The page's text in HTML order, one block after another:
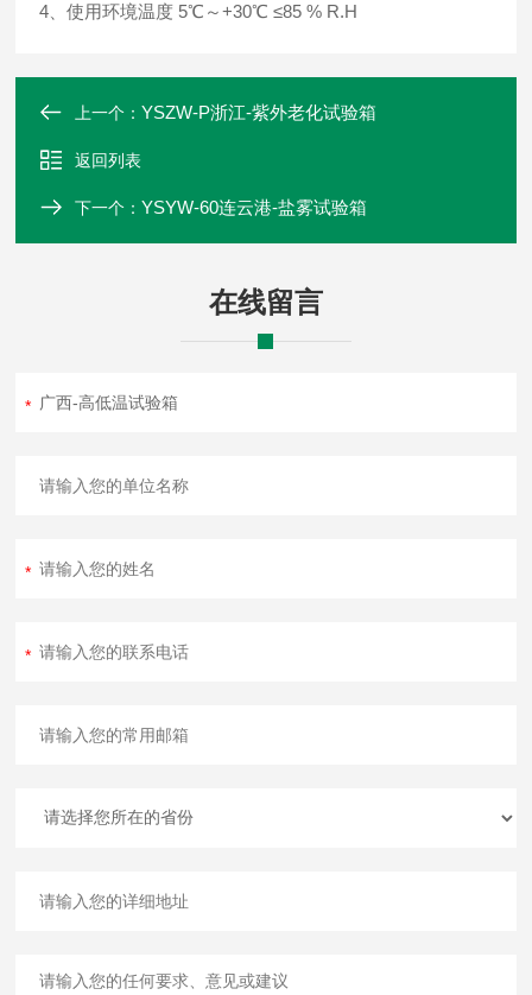
4、使用环境温度 5℃～+30℃ ≤85 % R.H
上一个：YSZW-P浙江-紫外老化试验箱
返回列表
下一个：YSYW-60连云港-盐雾试验箱
在线留言